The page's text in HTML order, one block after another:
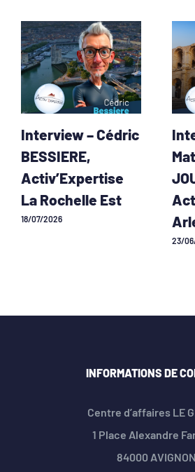
Interview – Cédric
BESSIERE,
Activ’Expertise
La Rochelle Est
18/07/2026
23/
INFORMATIONS DE
Centre d’affaires LE
1 Place Alexandre
84000 AVIGNON